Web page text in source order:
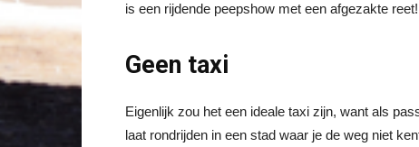
is een rijdende peepshow met een afgezakte
Geen taxi
Eigenlijk zou het een ideale taxi zijn, want als
laat rondrijden in een stad waar je de weg niet